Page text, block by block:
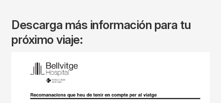
Descarga más información para tu
próximo viaje: